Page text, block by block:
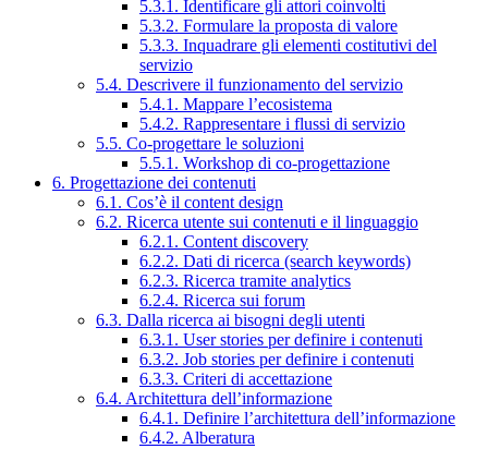
5.3.1. Identificare gli attori coinvolti
5.3.2. Formulare la proposta di valore
5.3.3. Inquadrare gli elementi costitutivi del
servizio
5.4. Descrivere il funzionamento del servizio
5.4.1. Mappare l’ecosistema
5.4.2. Rappresentare i flussi di servizio
5.5. Co-progettare le soluzioni
5.5.1. Workshop di co-progettazione
6. Progettazione dei contenuti
6.1. Cos’è il content design
6.2. Ricerca utente sui contenuti e il linguaggio
6.2.1. Content discovery
6.2.2. Dati di ricerca (search keywords)
6.2.3. Ricerca tramite analytics
6.2.4. Ricerca sui forum
6.3. Dalla ricerca ai bisogni degli utenti
6.3.1. User stories per definire i contenuti
6.3.2. Job stories per definire i contenuti
6.3.3. Criteri di accettazione
6.4. Architettura dell’informazione
6.4.1. Definire l’architettura dell’informazione
6.4.2. Alberatura